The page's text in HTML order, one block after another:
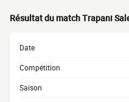
Résultat du match Trapani
Date
Compétition
Saison